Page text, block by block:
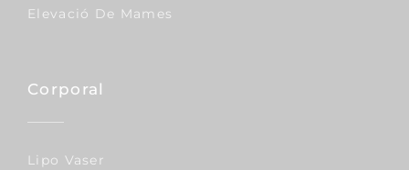
Elevació De Mames
Corporal
Lipo Vaser